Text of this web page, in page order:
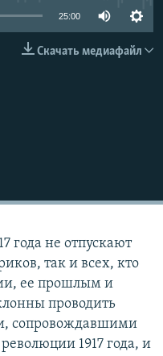
25:00
Скачать медиафайл
года не отпускают
так и всех, кто
ее прошлым и
проводить
сопровождавшими
1917 года, и